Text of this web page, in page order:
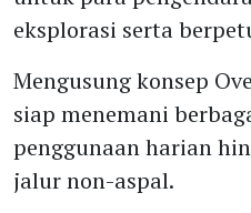
eksplorasi serta
Mengusung konsep
siap menemani
penggunaan harian
jalur non-aspal.